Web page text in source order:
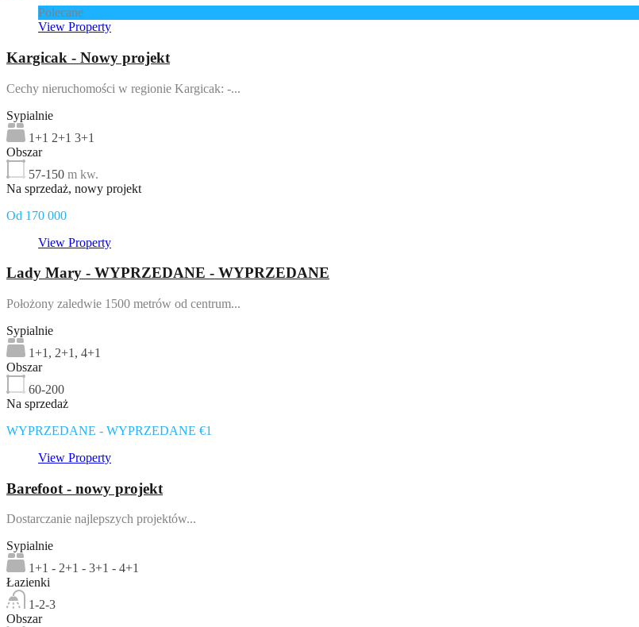
Polecane
View Property
Kargicak - Nowy projekt
Cechy nieruchomości w regionie Kargicak: -...
Sypialnie
1+1 2+1 3+1
Obszar
57-150 m kw.
Na sprzedaż, nowy projekt
Od 170 000
View Property
Lady Mary - WYPRZEDANE - WYPRZEDANE
Położony zaledwie 1500 metrów od centrum...
Sypialnie
1+1, 2+1, 4+1
Obszar
60-200
Na sprzedaż
WYPRZEDANE - WYPRZEDANE €1
View Property
Barefoot - nowy projekt
Dostarczanie najlepszych projektów...
Sypialnie
1+1 - 2+1 - 3+1 - 4+1
Łazienki
1-2-3
Obszar